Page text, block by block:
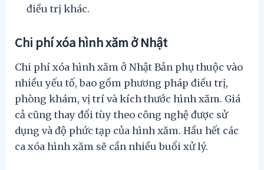
điều trị khác.
Chi phí xóa hình xăm ở Nhật
Chi phí xóa hình xăm ở Nhật Bản phụ thuộc vào
nhiều yếu tố, bao gồm phương pháp điều trị,
phòng khám, vị trí và kích thước hình xăm. Giá
cả cũng thay đổi tùy theo công nghệ được sử
dụng và độ phức tạp của hình xăm. Hầu hết các
ca xóa hình xăm sẽ cần nhiều buổi xử lý.